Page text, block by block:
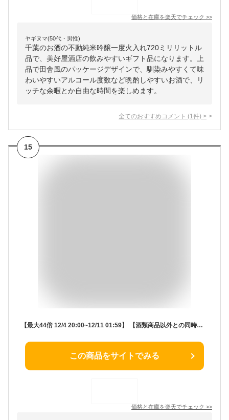
価格と在庫を楽天でチェック >>
ヤギヌマ(50代・男性)
千葉のお酒の不動純米吟醸一度火入れ720ミリリットル
品で、美好屋酒店の飲みやすいギフト品になります。上
品で田舎風のパッケージデザインで、馴染みやすくて味
わいやすいアルコール度数など晩酌しやすいお酒で、リ
ッチな余暇とか自由な時間を楽しめます。
全てのおすすめコメント (1 件) >
15
【最大44倍 12/4 20:00~12/11 01:59】 【酒類商品以外との同時注文不可】 日本酒 純米吟醸 ギフト [和蔵酒造 St.spring13 純米吟醸原酒 720ml] 総の舞 お酒 焼酎 リキュール 果実酒 カクテル フルーツ酒 飲み比べ 酒造 千葉 房総 君津 地酒 名水 のし 名入れ 包装 贈り物 贈
この商品をサイトでみる
価格と在庫を楽天でチェック >>